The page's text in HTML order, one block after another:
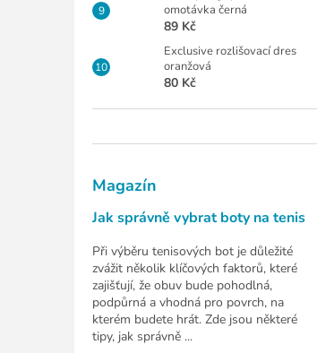
omotávka černá
89 Kč
Exclusive rozlišovací dres
oranžová
80 Kč
Magazín
Jak správně vybrat boty na tenis
Při výběru tenisových bot je důležité
zvážit několik klíčových faktorů, které
zajišťují, že obuv bude pohodlná,
podpůrná a vhodná pro povrch, na
kterém budete hrát. Zde jsou některé
tipy, jak správně ...